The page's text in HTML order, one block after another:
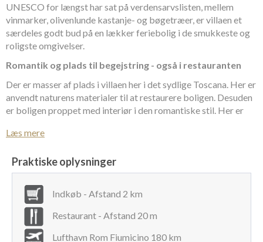
UNESCO for længst har sat på verdensarvslisten, mellem
vinmarker, olivenlunde kastanje- og bøgetræer, er villaen et
særdeles godt bud på en lækker feriebolig i de smukkeste og
roligste omgivelser.
Romantik og plads til begejstring - også i restauranten
Der er masser af plads i villaen her i det sydlige Toscana. Her er
anvendt naturens materialer til at restaurere boligen. Desuden
er boligen proppet med interiør i den romantiske stil. Her er
således komfort for alle pengene - og til alle husets gæster. Og
finder man nemlig intet mindre end en lille privat restaurant,
der eksklusivt er forbeholdt villaens gæster. Ud over -
naturligvis - at anvende områdets fantastiske råvarer, er
kokken særlig opmærksom på vegetariske, veganske,
glutenfri og allergivenlige menuer. Og vil man andet end
bespises, er der mulighed for kokkekurser og pizza-parties.
Læs mere
Praktiske oplysninger
Indkøb - Afstand 2 km
Restaurant - Afstand 20 m
Lufthavn Rom Fiumicino 180 km